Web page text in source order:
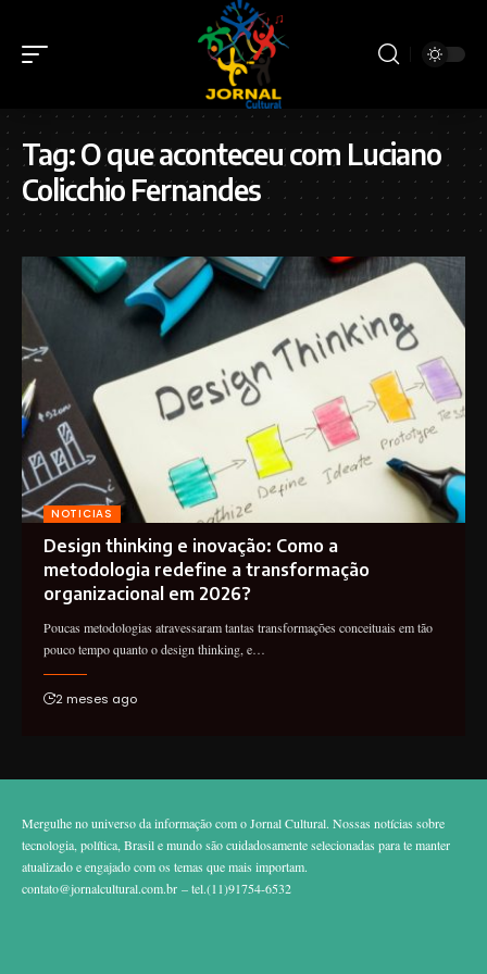
Tag:O que aconteceu com Luciano
Colicchio Fernandes
NOTICIAS
Design thinking e inovação: Como a
metodologia redefine a transformação
organizacional em 2026?
Poucas metodologias atravessaram tantas transformações conceituais em tão
pouco tempo quanto o design thinking, e…
2 meses ago
Mergulhe no universo da informação com o Jornal Cultural. Nossas notícias sobre
tecnologia, política, Brasil e mundo são cuidadosamente selecionadas para te manter
atualizado e engajado com os temas que mais importam.
contato@jornalcultural.com.br – tel.(11)91754-6532